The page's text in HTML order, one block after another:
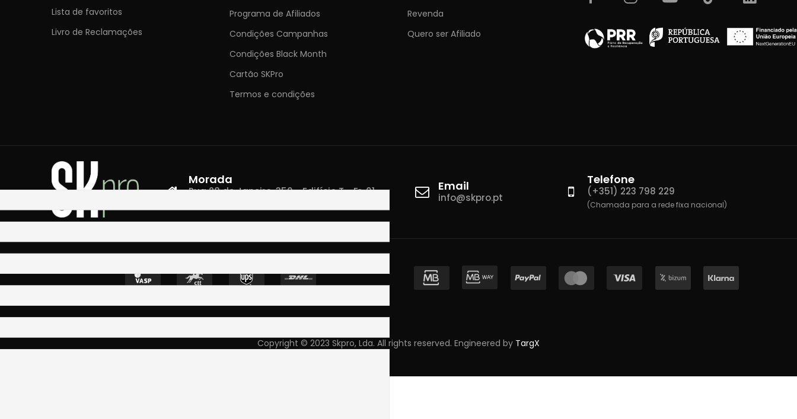
Lista de favoritos
Livro de Reclamações
Programa de Afiliados
Condições Campanhas
Condições Black Month
Cartão SKPro
Termos e condições
Revenda
Quero ser Afiliado
Morada
Rua 28 de Janeiro, 350 - Edifício T - Fr. 01
Email
info@skpro.pt
Telefone
(+351) 223 798 229
(Chamada para a rede fixa nacional)
Copyright © 2023 Skpro, Lda. All rights reserved. Engineered by TargX